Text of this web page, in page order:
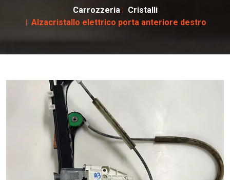
Carrozzeria
Cristalli
Alzacristallo elettrico porta anteriore destro